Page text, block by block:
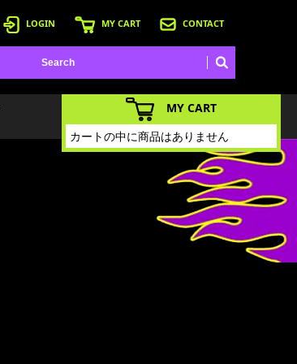
LOGIN MY CART CONTACT
MY CART
カートの中に商品はありません